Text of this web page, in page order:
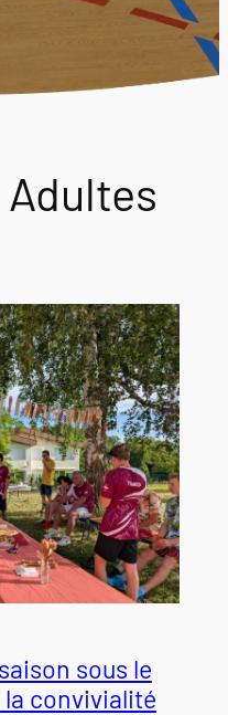
Adultes
sous le
convivialité